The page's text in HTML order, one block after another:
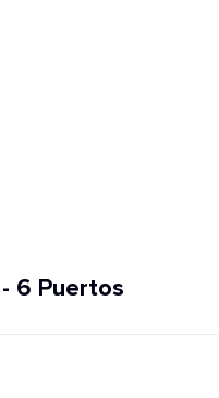
6 Puertos